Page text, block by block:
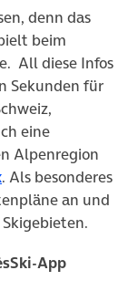
denn das
beim
All diese Infos
Sekunden für
eine
Alpenregion
. Als besonderes
an und
App